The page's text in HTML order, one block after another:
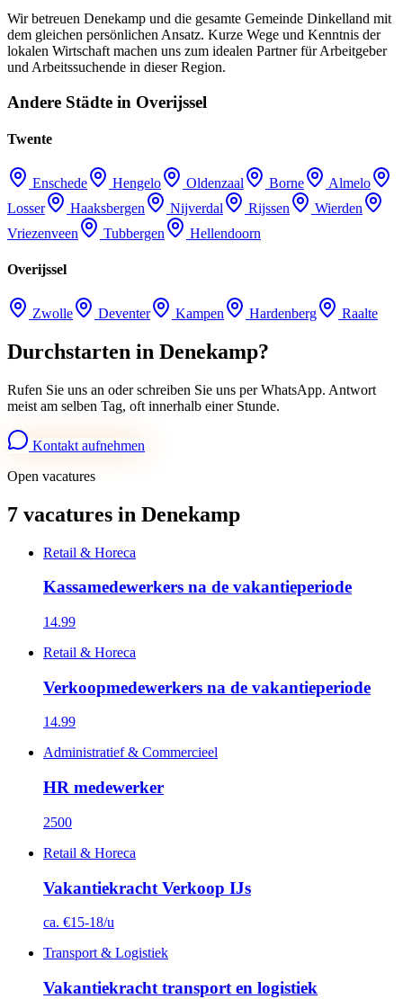
Wir betreuen Denekamp und die gesamte Gemeinde Dinkelland mit
dem gleichen persönlichen Ansatz. Kurze Wege und Kenntnis der
lokalen Wirtschaft machen uns zum idealen Partner für Arbeitgeber
und Arbeitssuchende in dieser Region.
Andere Städte in Overijssel
Twente
Enschede Hengelo Oldenzaal Borne
Almelo
Losser
Haaksbergen Nijverdal Rijssen
Wierden
Vriezenveen
Tubbergen Hellendoorn
Overijssel
Zwolle Deventer Kampen Hardenberg Raalte
Durchstarten in Denekamp?
Rufen Sie uns an oder schreiben Sie uns per WhatsApp. Antwort
meist am selben Tag, oft innerhalb einer Stunde.
Kontakt aufnehmen
Open vacatures
7 vacatures in Denekamp
Retail & Horeca
Kassamedewerkers na de vakantieperiode
14.99
Retail & Horeca
Verkoopmedewerkers na de vakantieperiode
14.99
Administratief & Commercieel
HR medewerker
2500
Retail & Horeca
Vakantiekracht Verkoop IJs
ca. €15-18/u
Transport & Logistiek
Vakantiekracht transport en logistiek